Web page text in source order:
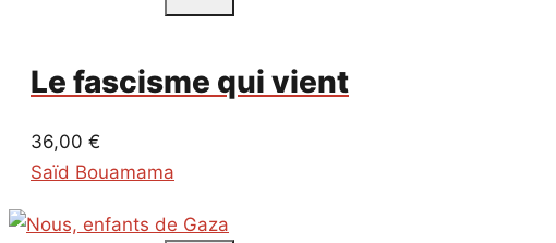
Le fascisme qui vient
36,00 €
Saïd Bouamama